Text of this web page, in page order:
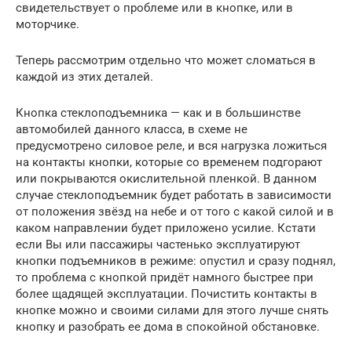
свидетельствует о проблеме или в кнопке, или в
моторчике.
Теперь рассмотрим отдельно что может сломаться в
каждой из этих деталей.
Кнопка стеклоподъемника — как и в большинстве
автомобилей данного класса, в схеме не
предусмотрено силовое реле, и вся нагрузка ложиться
на контакты кнопки, которые со временем подгорают
или покрываются окислительной пленкой. В данном
случае стеклоподъемник будет работать в зависимости
от положения звёзд на небе и от того с какой силой и в
каком направлении будет приложено усилие. Кстати
если Вы или пассажиры частенько эксплуатируют
кнопки подъемников в режиме: опустил и сразу поднял,
то проблема с кнопкой придёт намного быстрее при
более щадящей эксплуатации. Почистить контакты в
кнопке можно и своими силами для этого лучше снять
кнопку и разобрать ее дома в спокойной обстановке.